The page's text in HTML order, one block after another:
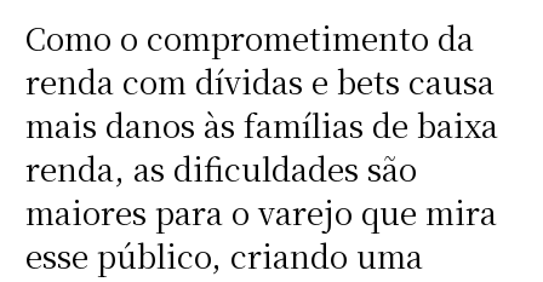
Como o comprometimento da
renda com dívidas e bets causa
mais danos às famílias de baixa
renda, as dificuldades são
maiores para o varejo que mira
esse público, criando uma